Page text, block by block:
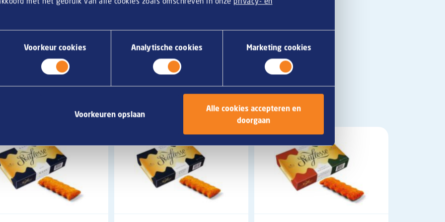
Voorkeur cookies Analytische cookies Marketing cookies
Voorkeuren opslaan
Alle cookies accepteren en
doorgaan
? Contactez notre
sans hésitation.